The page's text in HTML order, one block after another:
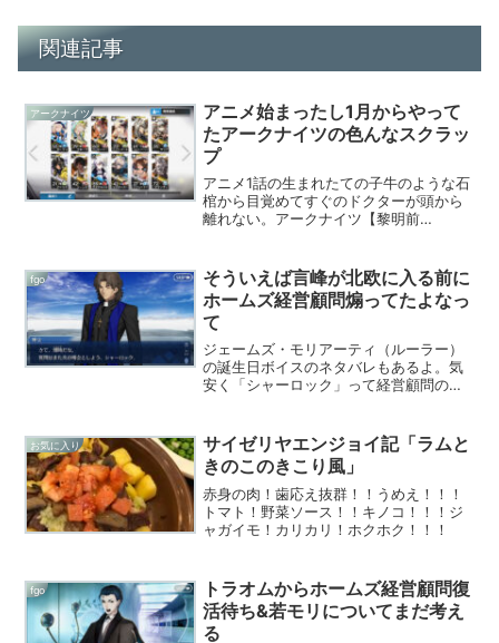
関連記事
アークナイツ
アニメ始まったし1月からやって
たアークナイツの色んなスクラッ
プ
アニメ1話の生まれたての子牛のような石
棺から目覚めてすぐのドクターが頭から
離れない。アークナイツ【黎明前
観られる福利厚生。AmazonのBlu-ray特
典...
fgo
そういえば言峰が北欧に入る前に
ホームズ経営顧問煽ってたよなっ
て
ジェームズ・モリアーティ（ルーラー）
の誕生日ボイスのネタバレもあるよ。気
安く「シャーロック」って経営顧問のな
ャーロック」「シャーロック」「シャー
ロック」はい、「シャーロ...
お気に入り
サイゼリヤエンジョイ記「ラムと
きのこのきこり風」
赤身の肉！歯応え抜群！！うめえ！！！
トマト！野菜ソース！！キノコ！！！ジ
ャガイモ！カリカリ！ホクホク！！！
fgo
トラオムからホームズ経営顧問復
活待ち&若モリについてまだ考え
る